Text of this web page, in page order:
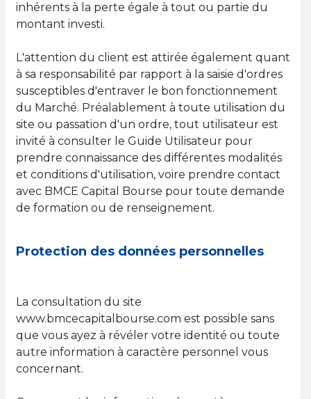
inhérents à la perte égale à tout ou partie du
montant investi.
L'attention du client est attirée également quant
à sa responsabilité par rapport à la saisie d'ordres
susceptibles d'entraver le bon fonctionnement
du Marché. Préalablement à toute utilisation du
site ou passation d'un ordre, tout utilisateur est
invité à consulter le Guide Utilisateur pour
prendre connaissance des différentes modalités
et conditions d'utilisation, voire prendre contact
avec BMCE Capital Bourse pour toute demande
de formation ou de renseignement.
Protection des données personnelles
La consultation du site
www.bmcecapitalbourse.com est possible sans
que vous ayez à révéler votre identité ou toute
autre information à caractère personnel vous
concernant.